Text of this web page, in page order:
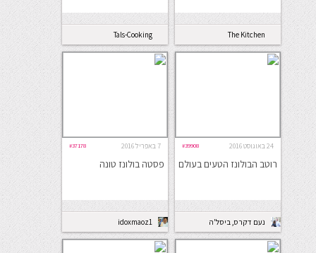
The Kitchen
Coach
Tals-Cooking
24 באוגוסט 2016 #39908
רוטב הבולונז הטעים בעולם
נעם דקרס, ביסל'ה
7 באפריל 2016 #37178
פסטה בולונז טונה
idoxmaoz1